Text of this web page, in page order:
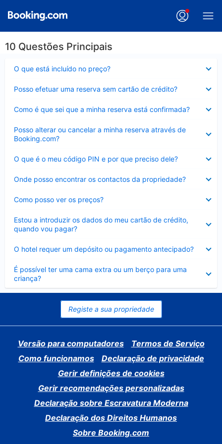
10 Questões Principais
O que está incluído no preço?
fechado
Posso efetuar uma reserva sem cartão de crédito?
fechado
Como é que sei que a minha reserva está confirmada?
fechado
Posso alterar ou cancelar a minha reserva através de
Booking.com?
fechado
O que é o meu código PIN e por que preciso dele?
fechado
Onde posso encontrar os contactos da propriedade?
fechado
Como posso ver os preços?
fechado
Estou a introduzir os dados do meu cartão de crédito,
quando vou pagar?
fechado
O hotel requer um depósito ou pagamento antecipado?
fechado
É possível ter uma cama extra ou um berço para uma
criança?
Elemento
fechado
Registe a sua propriedade
Versão para computadores
Termos de Serviço
Como funcionamos
Declaração de privacidade
Gerir definições de cookies
Gerir recomendações personalizadas
Declaração sobre Escravatura Moderna
Declaração dos Direitos Humanos
Sobre Booking.com